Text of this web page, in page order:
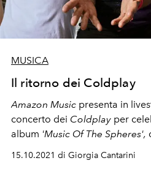
MUSICA
Il ritorno dei Coldplay
Amazon Music presenta in
concerto dei Coldplay per
album 'Music Of The Spheres',
15.10.2021 di Giorgia Cantarini